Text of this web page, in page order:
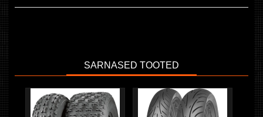
SARNASED TOOTED